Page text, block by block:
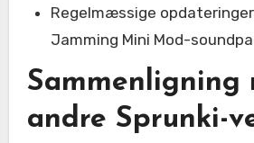
Regelmæssige
Jamming Mini Mod-
Sammenligning
andre Sprunki-